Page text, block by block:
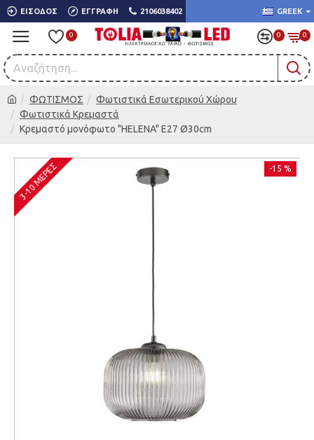
ΕΊΣΟΔΟΣ ΕΓΓΡΑΦΉ 2106038402 GREEK
0 0 0
ΦΩΤΙΣΜΟΣ
Φωτιστικά Εσωτερικού Χώρου
Φωτιστικά Κρεμαστά
Κρεμαστό μονόφωτο "HELENA" Ε27 Ø30cm
-15 %
3-10 ΜΈΡΕΣ